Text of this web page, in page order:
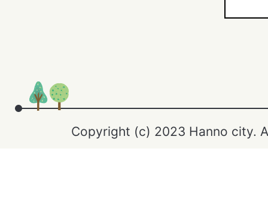
Copyright (c) 2023 Hanno city.